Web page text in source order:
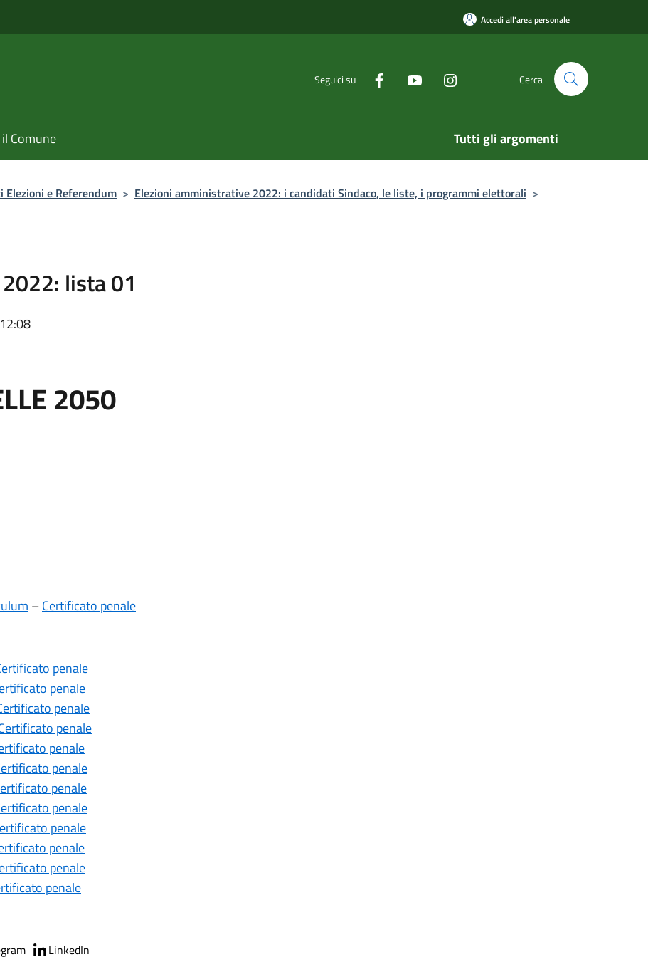
Accedi all'area personale
Seguici su Cerca
Comune Tutti gli argomenti
e Referendum > Elezioni amministrative 2022: i candidati Sindaco, le liste, i programmi elettorali >
lista 01
2050
ulum –Certificato penale
penale
penale
penale
penale
penale
penale
penale
penale
penale
penale
penale
penale
LinkedIn